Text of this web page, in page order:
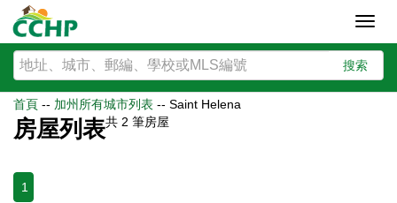
搜索
首頁 -- 加州所有城市列表 -- Saint Helena
房屋列表共 2 筆房屋
1